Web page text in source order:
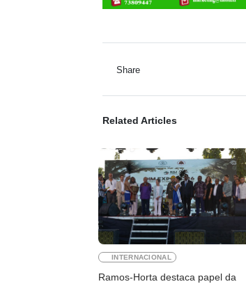
Share
Related Articles
INTERNACIONAL
Ramos-Horta destaca papel da